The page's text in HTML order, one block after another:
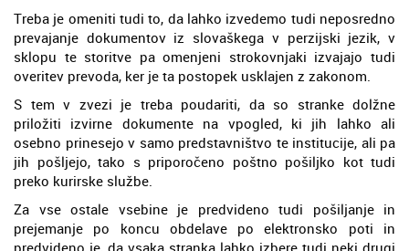
Treba je omeniti tudi to, da lahko izvedemo tudi neposredno
prevajanje dokumentov iz slovaškega v perzijski jezik, v
sklopu te storitve pa omenjeni strokovnjaki izvajajo tudi
overitev prevoda, ker je ta postopek usklajen z zakonom.
S tem v zvezi je treba poudariti, da so stranke dolžne
priložiti izvirne dokumente na vpogled, ki jih lahko ali
osebno prinesejo v samo predstavništvo te institucije, ali pa
jih pošljejo, tako s priporočeno poštno pošiljko kot tudi
preko kurirske službe.
Za vse ostale vsebine je predvideno tudi pošiljanje in
prejemanje po koncu obdelave po elektronsko poti in
predvideno je, da vsaka stranka lahko izbere tudi neki drugi